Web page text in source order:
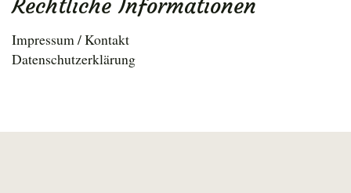
Rechtliche Informationen
Impressum / Kontakt
Datenschutzerklärung